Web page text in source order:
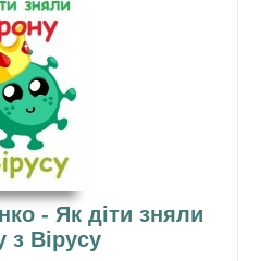
- Як діти зняли
з Вірусу